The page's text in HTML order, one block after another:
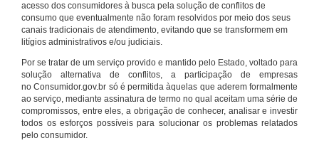
acesso dos consumidores à busca pela solução de conflitos de
consumo que eventualmente não foram resolvidos por meio dos seus
canais tradicionais de atendimento, evitando que se transformem em
litígios administrativos e/ou judiciais.
Por se tratar de um serviço provido e mantido pelo Estado, voltado para
solução alternativa de conflitos, a participação de empresas
no Consumidor.gov.br só é permitida àquelas que aderem formalmente
ao serviço, mediante assinatura de termo no qual aceitam uma série de
compromissos, entre eles, a obrigação de conhecer, analisar e investir
todos os esforços possíveis para solucionar os problemas relatados
pelo consumidor.